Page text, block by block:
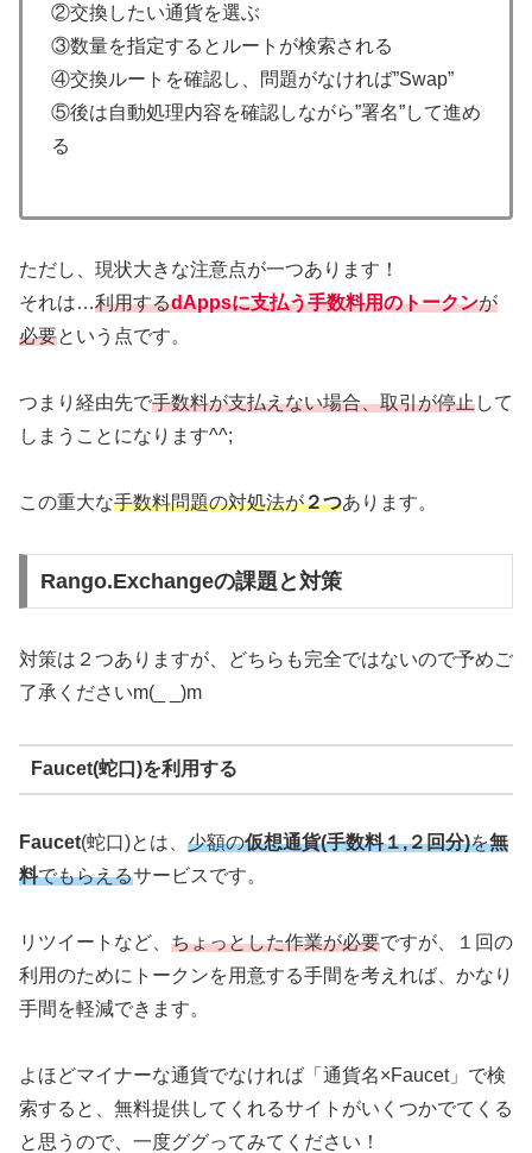
②交換したい通貨を選ぶ
③数量を指定するとルートが検索される
④交換ルートを確認し、問題がなければ”Swap”
⑤後は自動処理内容を確認しながら”署名”して進め
る
ただし、現状大きな注意点が一つあります！
それは…利用するdAppsに支払う手数料用のトークンが
必要という点です。
つまり経由先で手数料が支払えない場合、取引が停止して
しまうことになります^^;
この重大な手数料問題の対処法が２つあります。
Rango.Exchangeの課題と対策
対策は２つありますが、どちらも完全ではないので予めご
了承くださいm(_ _)m
Faucet(蛇口)を利用する
Faucet(蛇口)とは、 少額の仮想通貨(手数料１,２回分)を無
料でもらえるサービスです。
リツイートなど、 ちょっとした作業が必要ですが、１回の
利用のためにトークンを用意する手間を考えれば、かなり
手間を軽減できます。
よほどマイナーな通貨でなければ「通貨名×Faucet」で検
索すると、無料提供してくれるサイトがいくつかでてくる
と思うので、一度ググってみてください！